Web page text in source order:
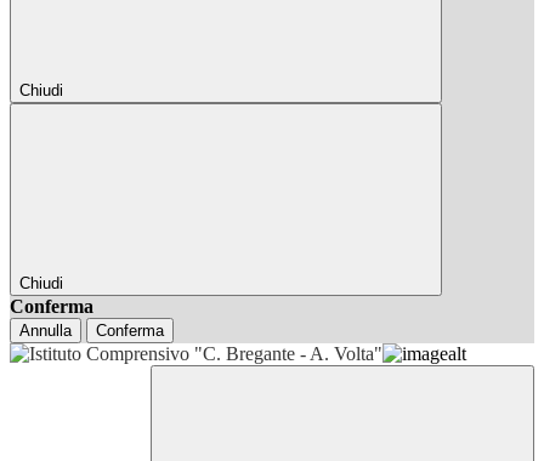
Chiudi
Chiudi
Conferma
Annulla Conferma